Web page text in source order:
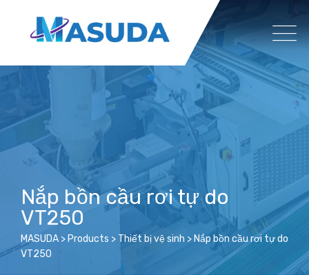
content
Nắp bồn cầu rơi tự do
VT250
MASUDA > Products > Thiết bị vệ sinh > Nắp bồn cầu rơi tự do
VT250